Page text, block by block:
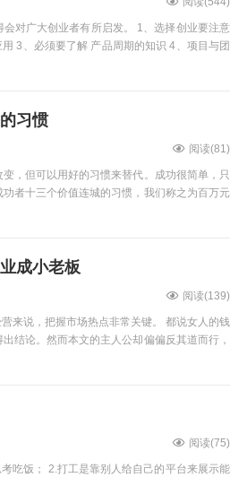
对广大创业者有所启发。 1、选择创业要注意
3、必须要了解 产品周期的知识 4、项目与团
习惯
阅读(81)
，但可以用好的习惯来替代。成功很简单，只
者十三个价值连城的习惯，我们称之为百万元
成小老板
阅读(139)
来说，把握市场热点非常关键。 都说女人的钱
结论。然而本文的主人公却偏偏反其道而行，
阅读(75)
吃饭； 2.打工是靠别人给自己的平台来展示能